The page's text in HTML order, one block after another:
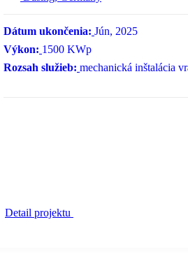
Dátum ukončenia: Jún, 2025
Výkon: 1500 KWp
Rozsah služieb: mechanická inštalácia
Detail projektu